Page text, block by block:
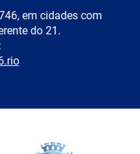
em cidades com
do 21.